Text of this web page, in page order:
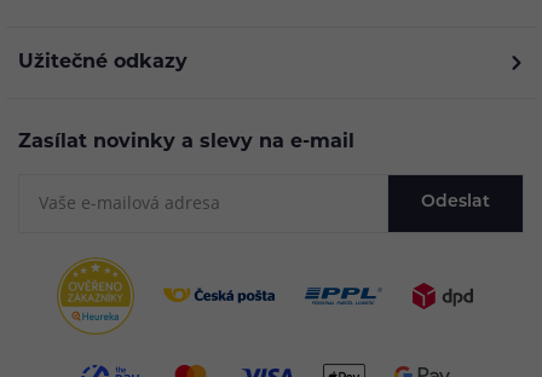
Užitečné odkazy
Zasílat novinky a slevy na e-mail
Odeslat